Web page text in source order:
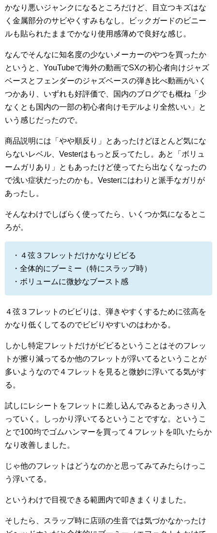
かなり悪いジャンクになるところだけど、目立つキズはな
く金属部分のサビやくすみもなし。ビックガードのビニー
ルも貼られたままでかなり使用感薄めで良好な感じ。
なんでそんなに知名度の少ないメーカーのやつを買ったか
というと、YouTubeで海外の動画でSXの初心者向けジャズ
ベースとフェンダーのジャズベースの弾き比べ動画がいく
つかあり、いずれも好評価で、国内のブログでも概ね「少
なくとも国内の一部の初心者向けモデルより全然いい」と
いう感じだったので。
商品説明には「やや順反り」とあったけどほとんど気にな
らないレベル、Vesterはもっと反ってたし。あと「ボリュ
ームガリあり」ともあったけど使ってたら出なくなったの
で浅い症状だったのかも。Vesterにはわりと派手なガリが
あったし。
そんなわけでしばらく使ってたら、いくつか気になるとこ
ろが。
・４弦３フレットだけかなりビビる
・全体的にブーミー（特にスラップ時）
・ボリュームに微妙なブースト感
４弦３フレットのビビりは、弾きやすくするために弦高を
かなり低くしてるのでビビりやすいのはわかる。
しかし特定フレットだけがビビるということはそのフレッ
トが擦り減ってるか他のフレットが浮いてるということが
多いようなので４フレットを見ると微妙に浮いてる気がす
る。
試しにレシートをフレットに差し込んでみるとあっさり入
っていく。しっかり浮いてるということですな。というこ
とで100均でゴムハンマーを買って４フレットを叩いたらか
なり改善しました。
じゃ他のフレットはどうなのかと思ってみてみたらけっこ
う浮いてる。
というわけで目視できる範囲内で叩きまくりました。
そしたら、スラップ時に店頭の生音では気づかなかったけ